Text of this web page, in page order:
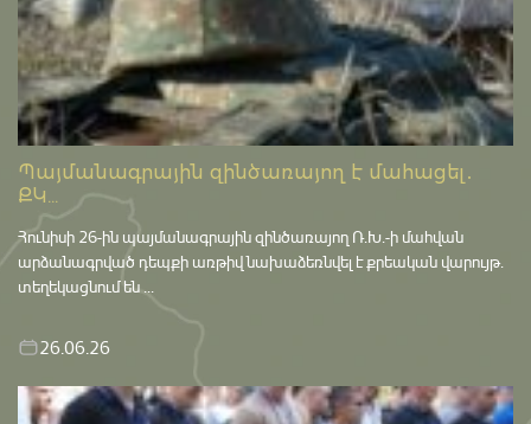
Պայմանագրային զինծառայող է մահացել․
ՔԿ...
Հունիսի 26-ին պայմանագրային զինծառայող Ռ.Խ.-ի մահվան
արձանագրված դեպքի առթիվ նախաձեռնվել է քրեական վարույթ․
տեղեկացնում են ...
26.06.26